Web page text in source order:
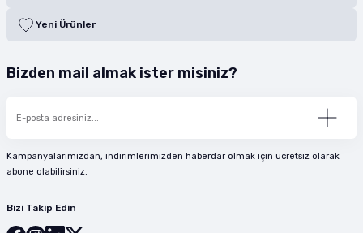
Yeni Ürünler
Bizden mail almak ister misiniz?
Kampanyalarımızdan, indirimlerimizden haberdar olmak için ücretsiz olarak
abone olabilirsiniz.
Bizi Takip Edin